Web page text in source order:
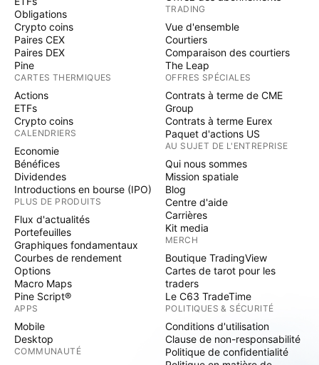
Obligations
Crypto coins
Paires CEX
Paires DEX
Pine
CARTES THERMIQUES
Actions
ETFs
Crypto coins
CALENDRIERS
Economie
Bénéfices
Dividendes
Introductions en bourse (IPO)
PLUS DE PRODUITS
Flux d'actualités
Portefeuilles
Graphiques fondamentaux
Courbes de rendement
Options
Macro Maps
Pine Script®
APPS
Mobile
Desktop
COMMUNAUTÉ
TRADING
Vue d'ensemble
Courtiers
Comparaison des courtiers
The Leap
OFFRES SPÉCIALES
Contrats à terme de CME
Group
Contrats à terme Eurex
Paquet d'actions US
AU SUJET DE L'ENTREPRISE
Qui nous sommes
Mission spatiale
Blog
Centre d'aide
Carrières
Kit media
MERCH
Boutique TradingView
Cartes de tarot pour les
traders
Le C63 TradeTime
POLITIQUES & SÉCURITÉ
Conditions d'utilisation
Clause de non-responsabilité
Politique de confidentialité